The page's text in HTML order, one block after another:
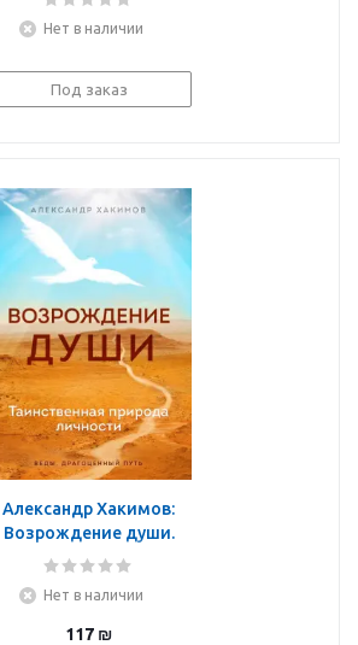
Нет в наличии
Под заказ
Александр Хакимов:
Возрождение души.
Таинственная природа
Нет в наличии
117 ₪